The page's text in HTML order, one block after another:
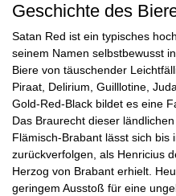
Geschichte des
Satan Red ist ein typisches
seinem Namen selbstbewusst
Biere von täuschender
Piraat, Delirium, Guilllotine,
Gold-Red-Black bildet es eine
Das Braurecht dieser
Flämisch-Brabant lässt sich bis
zurückverfolgen, als Henricius
Herzog von Brabant erhielt.
geringem Ausstoß für eine